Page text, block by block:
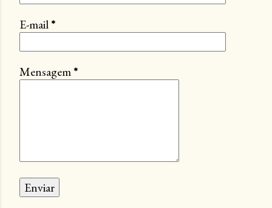
E-mail*
Mensagem*